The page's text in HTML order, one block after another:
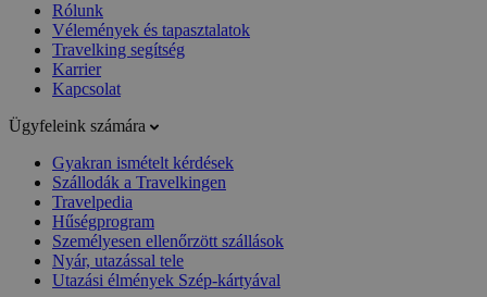
Rólunk
Vélemények és tapasztalatok
Travelking segítség
Karrier
Kapcsolat
Ügyfeleink számára
Gyakran ismételt kérdések
Szállodák a Travelkingen
Travelpedia
Hűségprogram
Személyesen ellenőrzött szállások
Nyár, utazással tele
Utazási élmények Szép-kártyával